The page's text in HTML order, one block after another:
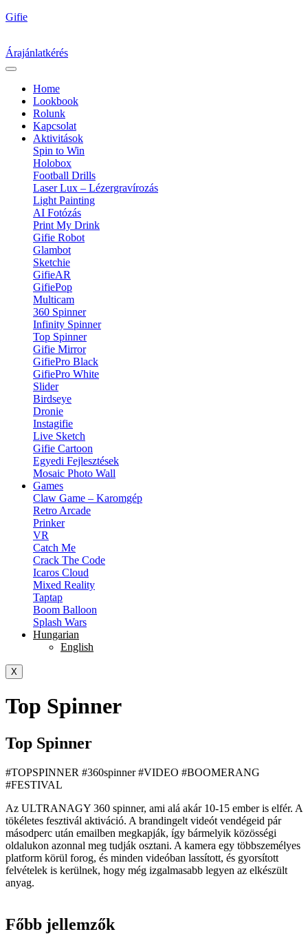
Gifie
Árajánlatkérés
Home
Lookbook
Rolunk
Kapcsolat
Aktivitások
Spin to Win
Holobox
Football Drills
Laser Lux – Lézergravírozás
Light Painting
AI Fotózás
Print My Drink
Gifie Robot
Glambot
Sketchie
GifieAR
GifiePop
Multicam
360 Spinner
Infinity Spinner
Top Spinner
Gifie Mirror
GifiePro Black
GifiePro White
Slider
Birdseye
Dronie
Instagifie
Live Sketch
Gifie Cartoon
Egyedi Fejlesztések
Mosaic Photo Wall
Games
Claw Game – Karomgép
Retro Arcade
Prinker
VR
Catch Me
Crack The Code
Icaros Cloud
Mixed Reality
Taptap
Boom Balloon
Splash Wars
Hungarian
English
X
Top Spinner
Top Spinner
#TOPSPINNER #360spinner #VIDEO #BOOMERANG
#FESTIVAL
Az ULTRANAGY 360 spinner, ami alá akár 10-15 ember is elfér. A
tökéletes fesztivál aktiváció. A brandingelt videót vendégeid pár
másodperc után emailben megkapják, így bármelyik közösségi
oldalukon azonnal meg tudják osztani. A kamera egy többszemélyes
platform körül forog, és minden videóban lassított, és gyorsított
felvételek is kerülnek, hogy még izgalmasabb legyen az elkészült
anyag.
Főbb jellemzők